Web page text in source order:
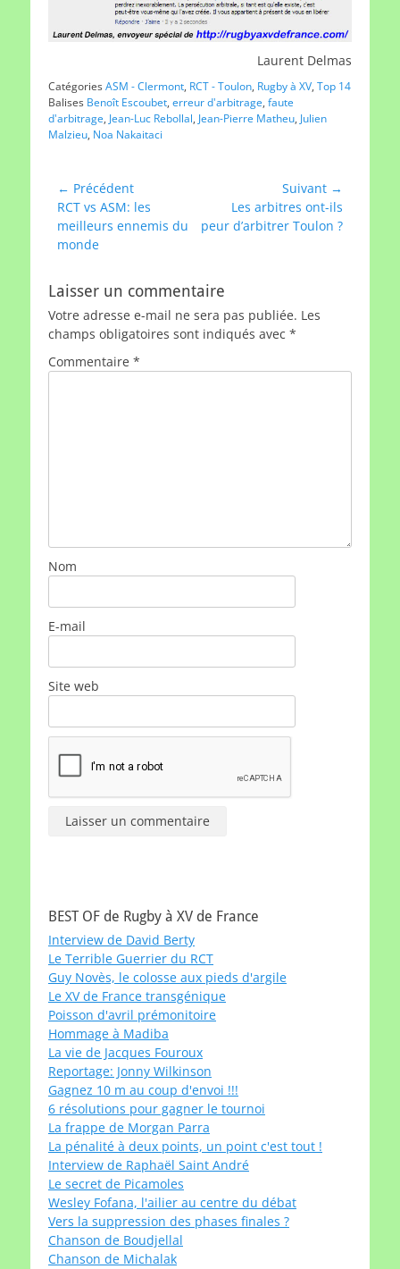
Laurent Delmas
CatégoriesASM - Clermont, RCT - Toulon, Rugby à XV, Top 14
Balises Benoît Escoubet, erreur d'arbitrage, faute
d'arbitrage, Jean-Luc Rebollal, Jean-Pierre Matheu, Julien
Malzieu, Noa Nakaitaci
Navigation
de
l’article
← Précédent
Article
précédent :
RCT vs ASM: les
meilleurs ennemis du
monde
Suivant →
Article
suivant :
Les arbitres ont-ils
peur d’arbitrer Toulon ?
Laisser un commentaire
Votre adresse e-mail ne sera pas publiée. Les
champs obligatoires sont indiqués avec *
Commentaire *
Nom
E-mail
Site web
BEST OF de Rugby à XV de France
Interview de David Berty
Le Terrible Guerrier du RCT
Guy Novès, le colosse aux pieds d'argile
Le XV de France transgénique
Poisson d'avril prémonitoire
Hommage à Madiba
La vie de Jacques Fouroux
Reportage: Jonny Wilkinson
Gagnez 10 m au coup d'envoi !!!
6 résolutions pour gagner le tournoi
La frappe de Morgan Parra
La pénalité à deux points, un point c'est tout !
Interview de Raphaël Saint André
Le secret de Picamoles
Wesley Fofana, l'ailier au centre du débat
Vers la suppression des phases finales ?
Chanson de Boudjellal
Chanson de Michalak